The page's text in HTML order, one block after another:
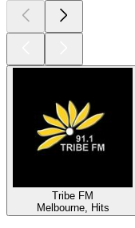
Tribe FM
Melbourne, Hits